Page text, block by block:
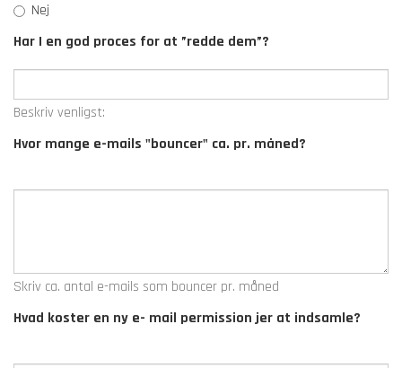
Nej
Har I en god proces for at ”redde dem”?
Beskriv venligst:
Hvor mange e-mails "bouncer" ca. pr. måned?
Skriv ca. antal e-mails som bouncer pr. måned
Hvad koster en ny e- mail permission jer at indsamle?